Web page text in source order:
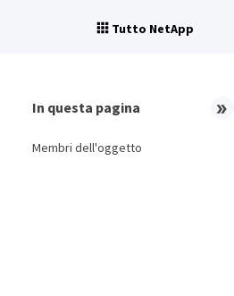
Tutto NetApp
In questa pagina
Membri dell'oggetto